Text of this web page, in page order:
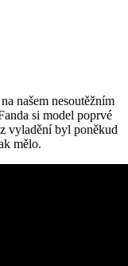
našem nesoutěžním
si model poprvé
vyladění byl poněkud
mělo.